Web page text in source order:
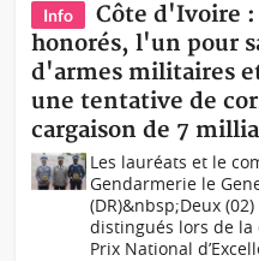
Info
Côte d'Ivoire
honorés, l'un pour
d'armes militaires
une tentative de
cargaison de 7
Les lauréats et le
Gendarmerie le
(DR)&nbsp;Deux
distingués lors de
Prix National